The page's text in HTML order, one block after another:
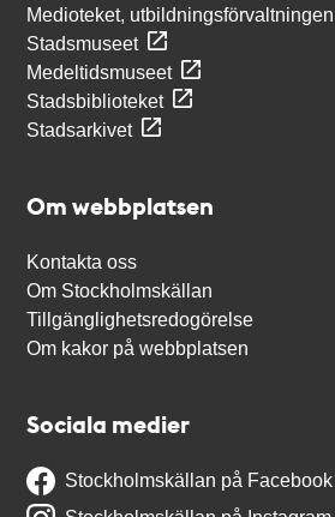
Medioteket, utbildningsförvaltningen
Stadsmuseet
Medeltidsmuseet
Stadsbiblioteket
Stadsarkivet
Om webbplatsen
Kontakta oss
Om Stockholmskällan
Tillgänglighetsredogörelse
Om kakor på webbplatsen
Sociala medier
Stockholmskällan på Facebook